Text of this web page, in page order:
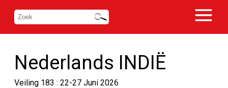
Nederlands INDIË
Veiling 183 : 22-27 Juni 2026